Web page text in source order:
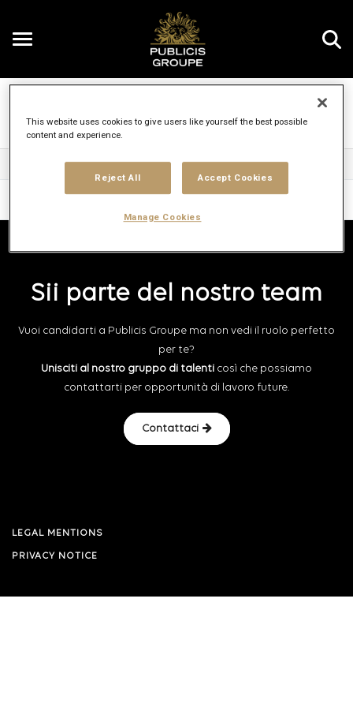
Toggle
IT
Publicis Groupe carriere
Human Resources
Sii parte del nostro team
Vuoi candidarti a Publicis Groupe ma non vedi il ruolo perfetto
per te?
Unisciti al nostro gruppo di talenti così che possiamo
contattarti per opportunità di lavoro future.
Contattaci
LEGAL MENTIONS
PRIVACY NOTICE
This website uses cookies to give users like yourself the best possible
content and experience.
Reject All Accept Cookies
Manage Cookies